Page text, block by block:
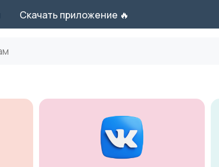
Скачать приложение 🔥